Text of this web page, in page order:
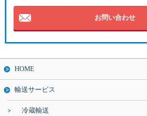
お問い合わせ
HOME
輸送サービス
冷蔵輸送